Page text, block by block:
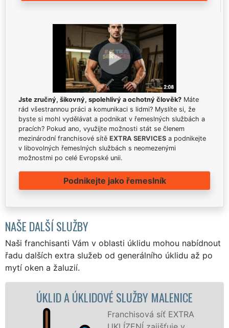
Jste zručný, šikovný, spolehlivý a ochotný člověk? Máte
rád všestrannou práci a komunikaci s lidmi? Myslíte si, že
byste si mohl vydělávat a podnikat v řemeslných službách a
pracích? Pokud ano, využijte možnosti stát se členem
mezinárodní franchisové sítě EXTRA SERVICES a podnikejte
v libovolných řemeslných službách s neomezenými
možnostmi po celé Evropské unii.
Podnikejte jako řemeslník
NAŠE DALŠÍ SLUŽBY
Naši franchisanti Vám v oblasti úklidu mohou nabídnout
řadu dalších extra služeb od generálního úklidu až po
mytí oken a žaluzií.
A ÚKLIDOVÉ SLUŽBY MALENICE
Franchisová síť EXTRA